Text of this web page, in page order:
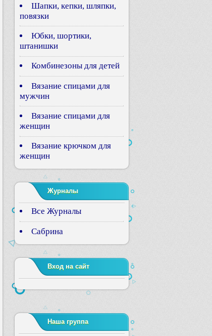
Шапки, кепки, шляпки,
повязки
Юбки, шортики,
штанишки
Комбинезоны для детей
Вязание спицами для
мужчин
Вязание спицами для
женщин
Вязание крючком для
женщин
Журналы
Все Журналы
Сабрина
Вход на сайт
Наша группа